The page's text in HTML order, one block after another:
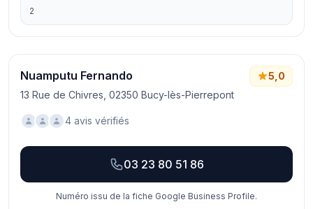
2
Nuamputu Fernando
13 Rue de Chivres, 02350 Bucy-lès-Pierrepont
5,0
4 avis vérifiés
03 23 80 51 86
Numéro issu de la fiche Google Business Profile.